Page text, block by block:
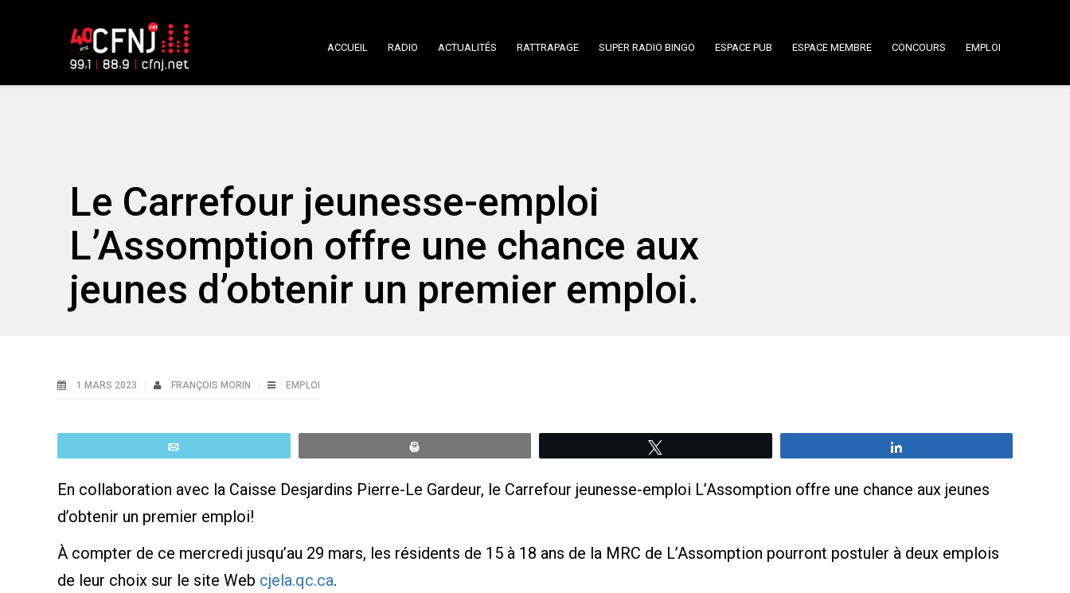
ACCUEIL RADIO ACTUALITÉS RATTRAPAGE SUPER RADIO BINGO ESPACE PUB ESPACE MEMBRE CONCOURS EMPLOI
Le Carrefour jeunesse-emploi
L’Assomption offre une chance aux
jeunes d’obtenir un premier emploi.
1 MARS 2023 FRANÇOIS MORIN EMPLOI
En collaboration avec la Caisse Desjardins Pierre-Le Gardeur, le Carrefour jeunesse-emploi L’Assomption offre une chance aux jeunes
d’obtenir un premier emploi!
À compter de ce mercredi jusqu’au 29 mars, les résidents de 15 à 18 ans de la MRC de L’Assomption pourront postuler à deux emplois
de leur choix sur le site Web cjela.qc.ca.